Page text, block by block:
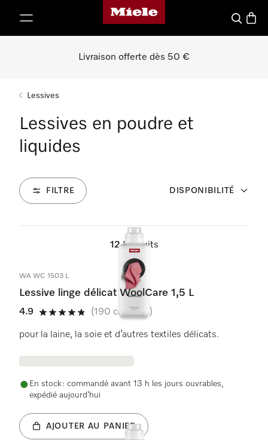
Page d'accueil de Miele
Panier
Livraison offerte dès 50 €
Lessives
Lessives en poudre et
liquides
FILTRE DISPONIBILITÉ
12 Produits
WA WC 1503 L
Lessive linge délicat WoolCare 1,5 L
4.9
4.9 étoiles sur 5
(190 critiques)
pour la laine, la soie et d’autres textiles délicats.
En stock : commandé avant 13 h les jours ouvrables,
expédié aujourd’hui
AJOUTER AU PANIER